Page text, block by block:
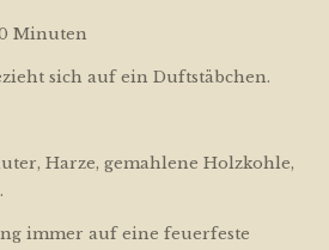
Minuten
sich auf ein Duftstäbchen.
Harze, gemahlene Holzkohle,
immer auf eine feuerfeste